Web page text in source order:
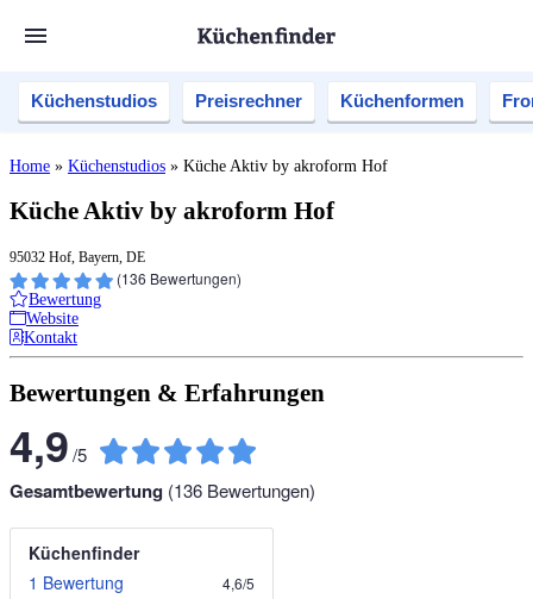
Küchenstudios Preisrechner Küchenformen
Home » Küchenstudios » Küche Aktiv by akroform Hof
Küche Aktiv by akroform Hof
95032 Hof, Bayern, DE
(136 Bewertungen)
Bewertung
Website
Kontakt
Bewertungen & Erfahrungen
4,9/5
Gesamtbewertung (136 Bewertungen)
Küchenfinder
1 Bewertung
4,6/5